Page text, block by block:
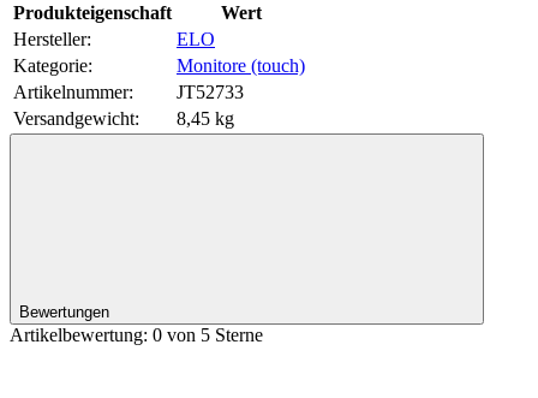
Produkteigenschaft
Wert
Hersteller:
ELO
Kategorie:
Monitore (touch)
Artikelnummer:
JT52733
Versandgewicht‍:
8,45 kg
Bewertungen
Artikelbewertung: 0 von 5 Sterne